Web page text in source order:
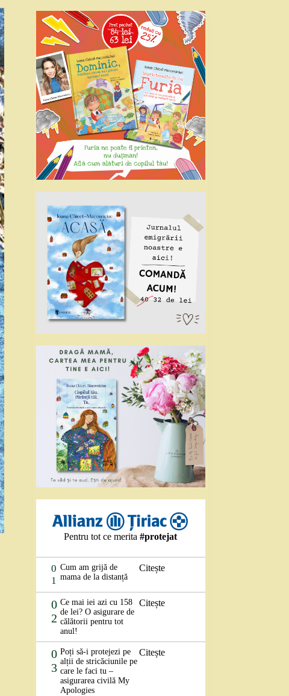
Pentru tot ce merita#protejat
0
1
Cum am grijă de
mama de la distanță
Citește
0
2
Ce mai iei azi cu 158
de lei? O asigurare de
călătorii pentru tot
anul!
Citește
0
3
Poți să-i protejezi pe
alții de stricăciunile pe
care le faci tu –
asigurarea civilă My
Apologies
Citește